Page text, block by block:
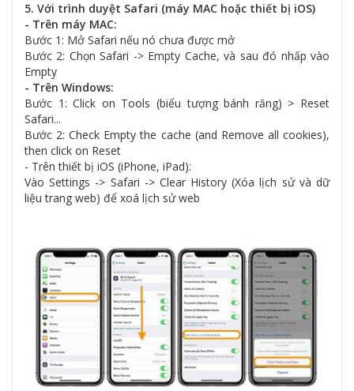
5. Với trình duyệt Safari (máy MAC hoặc thiết bị iOS)
- Trên máy MAC:
Bước 1: Mở Safari nếu nó chưa được mở
Bước 2: Chọn Safari -> Empty Cache, và sau đó nhấp vào
Empty
- Trên Windows:
Bước 1: Click on Tools (biểu tượng bánh răng) > Reset
Safari...
Bước 2: Check Empty the cache (and Remove all cookies),
then click on Reset
- Trên thiết bị iOS (iPhone, iPad):
Vào Settings -> Safari -> Clear History (Xóa lịch sử và dữ
liệu trang web) để xoá lịch sử web